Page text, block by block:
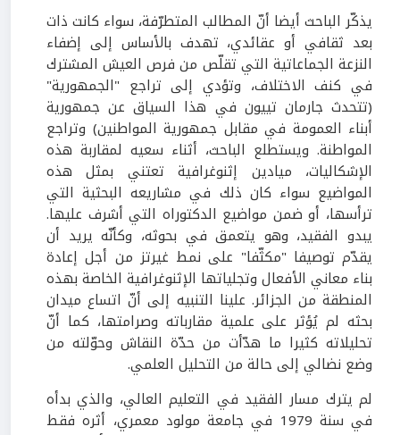
يذكّر الباحث أيضا أنّ المطالب المتطرّفة، سواء كانت ذات
بعد ثقافي أو عقائدي، تهدف بالأساس إلى إضفاء
النزعة الجماعاتية التي تقلّص من فرص العيش المشترك
في كنف الاختلاف، وتؤدي إلى تراجع "الجمهورية"
(تتحدث جارمان تييون في هذا السياق عن جمهورية
أبناء العمومة في مقابل جمهورية المواطنين) وتراجع
المواطنة. ويستطلع الباحث، أثناء سعيه لمقاربة هذه
الإشكاليات، ميادين إثنوغرافية تعتني بمثل هذه
المواضيع سواء كان ذلك في مشاريعه البحثية التي
ترأسها، أو ضمن مواضيع الدكتوراه التي أشرف عليها.
يبدو الفقيد، وهو يتعمق في بحوثه، وكأنّه يريد أن
يقدّم توصيفا "مكثّفا" على نمط غيرتز من أجل إعادة
بناء معاني الأفعال وتجلياتها الإثنوغرافية الخاصة بهذه
المنطقة من الجزائر. علينا التنبيه إلى أنّ اتساع ميدان
بحثه لم يُؤثر على علمية مقارباته وصرامتها، كما أنّ
تحليلاته كثيرا ما هدّأت من حدّة النقاش وحوّلته من
وضع نضالي إلى حالة من التحليل العلمي.
لم يترك مسار الفقيد في التعليم العالي، والذي بدأه
في سنة 1979 في جامعة مولود معمري، أثره فقط